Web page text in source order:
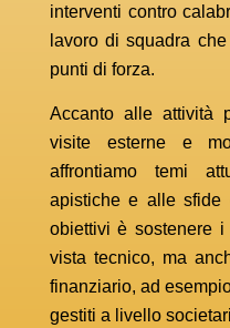
interventi contro
lavoro di squadra
punti di forza.
Accanto alle attività
visite esterne e
affrontiamo temi
apistiche e alle sfide
obiettivi è sostenere
vista tecnico, ma
finanziario, ad
gestiti a livello